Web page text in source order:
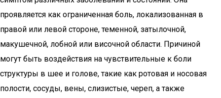
проявляется как ограниченная боль, локализованная в
правой или левой стороне, теменной, затылочной,
макушечной, лобной или височной области. Причиной
могут быть воздействия на чувствительные к боли
структуры в шее и голове, такие как ротовая и носовая
полости, сосуды, вены, слизистые, череп, а также